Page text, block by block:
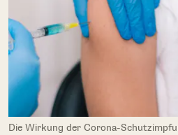
Die Wirkung der Corona-